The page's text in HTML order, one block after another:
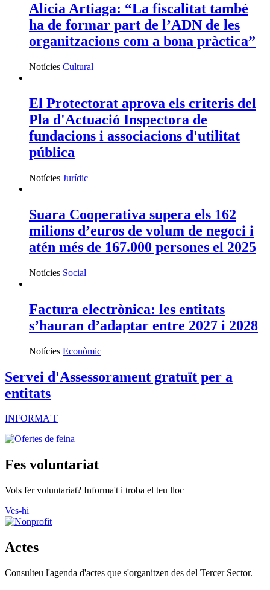
Alícia Artiaga: “La fiscalitat també
ha de formar part de l’ADN de les
organitzacions com a bona pràctica”
Notícies Cultural
El Protectorat aprova els criteris del
Pla d'Actuació Inspectora de
fundacions i associacions d'utilitat
pública
Notícies Jurídic
Suara Cooperativa supera els 162
milions d’euros de volum de negoci i
atén més de 167.000 persones el 2025
Notícies Social
Factura electrònica: les entitats
s’hauran d’adaptar entre 2027 i 2028
Notícies Econòmic
Servei d'Assessorament gratuït per a
entitats
INFORMA'T
Fes voluntariat
Vols fer voluntariat? Informa't i troba el teu lloc
Ves-hi
Actes
Consulteu l'agenda d'actes que s'organitzen des del Tercer Sector.